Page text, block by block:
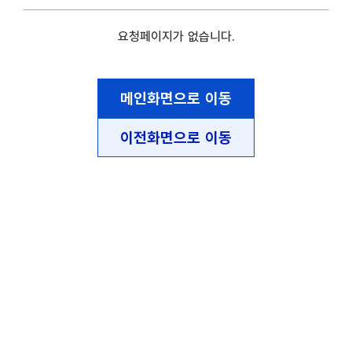
요청페이지가 없습니다.
메인화면으로 이동
이전화면으로 이동